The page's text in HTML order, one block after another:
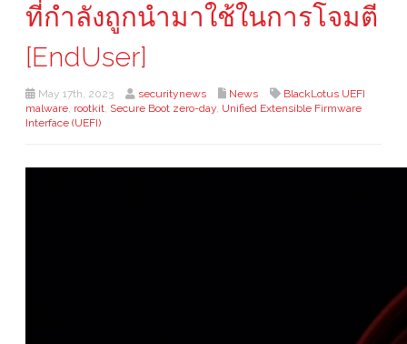
ที่กำลังถูกนำมาใช้ในการโจมตี
[EndUser]
May 17th, 2023 securitynews News
BlackLotus UEFI
malware, rootkit, Secure Boot zero-day, Unified Extensible Firmware
Interface (UEFI)